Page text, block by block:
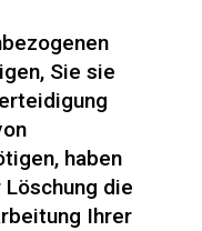
Sie sie
haben
die
Ihrer